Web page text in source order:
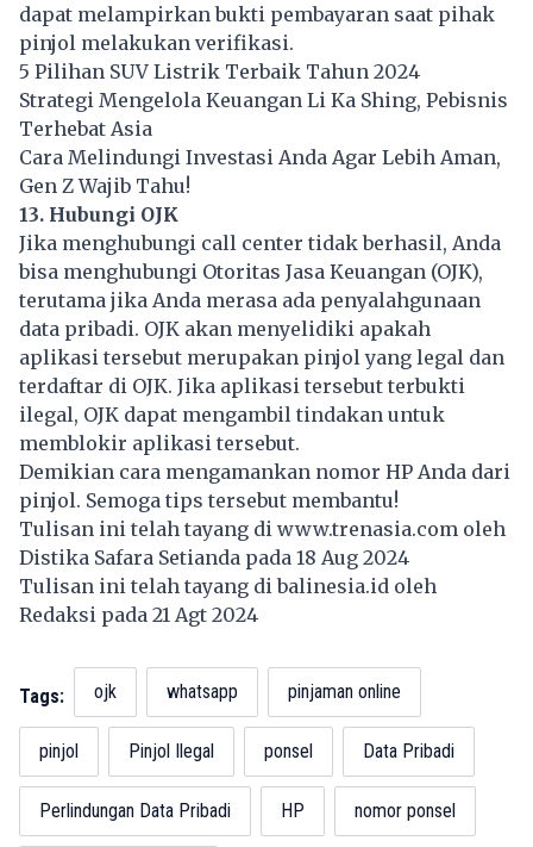
dapat melampirkan bukti pembayaran saat pihak
pinjol melakukan verifikasi.
5 Pilihan SUV Listrik Terbaik Tahun 2024
Strategi Mengelola Keuangan Li Ka Shing, Pebisnis
Terhebat Asia
Cara Melindungi Investasi Anda Agar Lebih Aman,
Gen Z Wajib Tahu!
13. Hubungi OJK
Jika menghubungi call center tidak berhasil, Anda
bisa menghubungi Otoritas Jasa Keuangan (OJK),
terutama jika Anda merasa ada penyalahgunaan
data pribadi. OJK akan menyelidiki apakah
aplikasi tersebut merupakan pinjol yang legal dan
terdaftar di OJK. Jika aplikasi tersebut terbukti
ilegal, OJK dapat mengambil tindakan untuk
memblokir aplikasi tersebut.
Demikian cara mengamankan nomor HP Anda dari
pinjol. Semoga tips tersebut membantu!
Tulisan ini telah tayang di www.trenasia.com oleh
Distika Safara Setianda pada 18 Aug 2024
Tulisan ini telah tayang dibalinesia.id oleh
Redaksi pada 21 Agt 2024
Tags: ojk whatsapp pinjaman online
pinjol Pinjol Ilegal ponsel Data Pribadi
Perlindungan Data Pribadi HP nomor ponsel